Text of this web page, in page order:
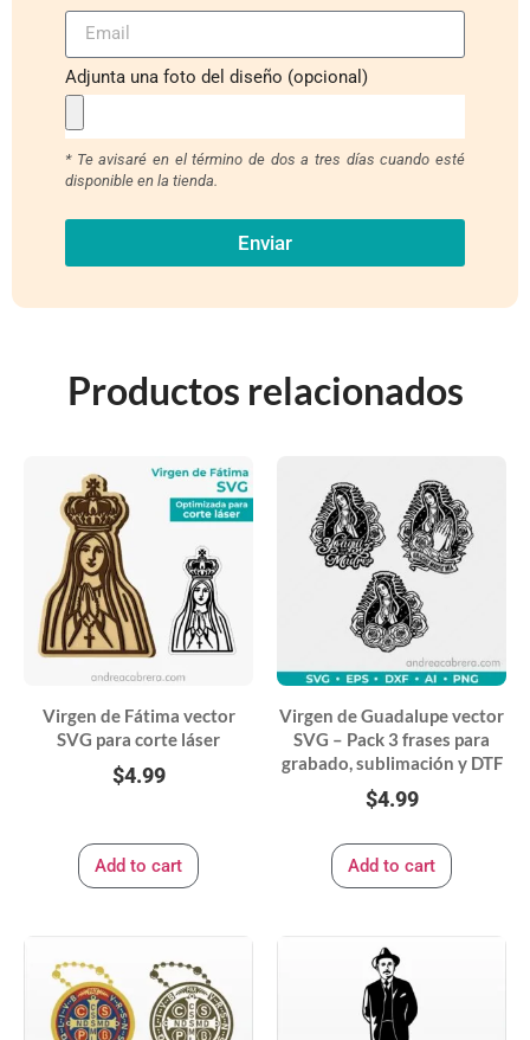
Adjunta una foto del diseño (opcional)
* Te avisaré en el término de dos a tres días cuando esté
disponible en la tienda.
Enviar
Productos relacionados
Virgen de Fátima vector
SVG para corte láser
$4.99
Add to cart
Virgen de Guadalupe vector
SVG – Pack 3 frases para
grabado, sublimación y DTF
$4.99
Add to cart